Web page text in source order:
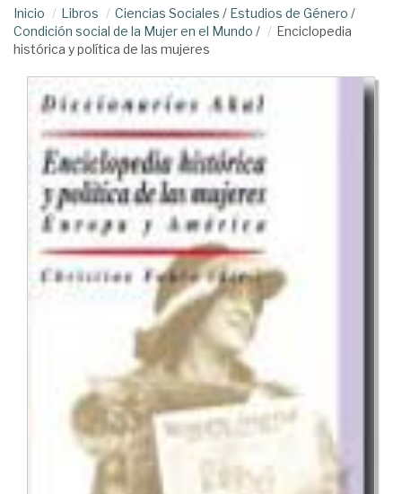
Inicio Libros Ciencias Sociales / Estudios de Género /
Condición social de la Mujer en el Mundo /
Enciclopedia
histórica y política de las mujeres